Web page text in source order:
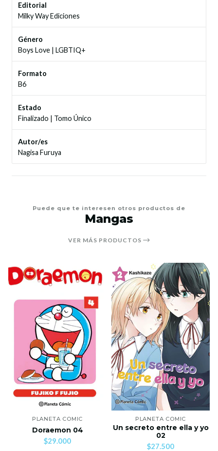
Editorial
Milky Way Ediciones
Género
Boys Love | LGBTIQ+
Formato
B6
Estado
Finalizado | Tomo Único
Autor/es
Nagisa Furuya
Puede que te interesen otros productos de
Mangas
VER MÁS PRODUCTOS
PLANETA COMIC
Doraemon 04
$29.000
PLANETA COMIC
Un secreto entre ella y yo
02
$27.500